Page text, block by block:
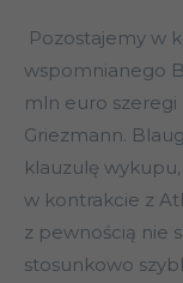
Pozostajemy w
wspomnianego
mln euro szeregi
Griezmann.
klauzulę
w kontrakcie z
z pewnością nie
stosunkowo